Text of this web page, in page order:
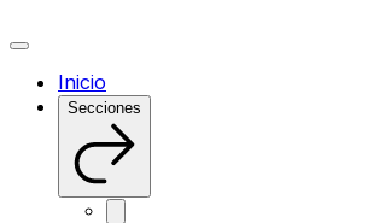
Inicio
Secciones